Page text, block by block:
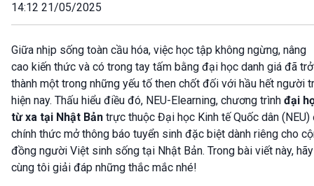
14:12 21/05/2025
Giữa nhịp sống toàn cầu hóa, việc học tập không ngừng, nâng
cao kiến thức và có trong tay tấm bằng đại học danh giá đã trở
thành một trong những yếu tố then chốt đối với hầu hết người
hiện nay. Thấu hiểu điều đó, NEU-Elearning, chương trình đại
từ xa tại Nhật Bản trực thuộc Đại học Kinh tế Quốc dân (NEU)
chính thức mở thông báo tuyển sinh đặc biệt dành riêng cho
đồng người Việt sinh sống tại Nhật Bản. Trong bài viết này, hãy
cùng tôi giải đáp những thắc mắc nhé!